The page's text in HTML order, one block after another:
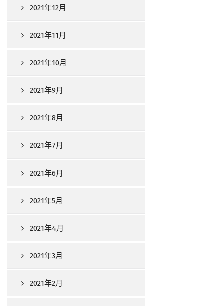
2021年12月
2021年11月
2021年10月
2021年9月
2021年8月
2021年7月
2021年6月
2021年5月
2021年4月
2021年3月
2021年2月